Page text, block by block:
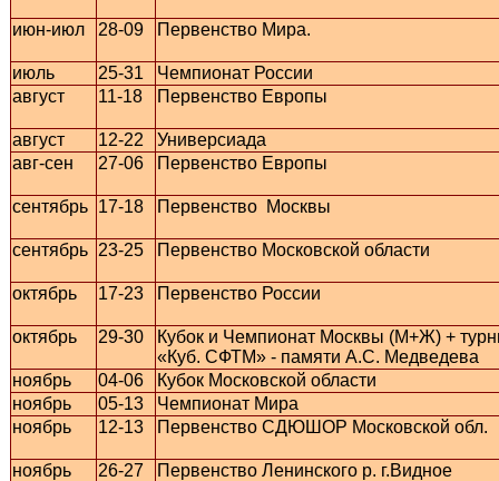
июн-июл 28-09 Первенство Мира.
июль 25-31
Чемпионат России
август
11-18 Первенство Европы
август 12-22
Универсиада
авг-сен
27-06 Первенство Европы
сентябрь 17-18 Первенство Москвы
сентябрь 23-25 Первенство Московской области
октябрь 17-23 Первенство России
октябрь 29-30
Кубок и Чемпионат Москвы (М+Ж) +
«Куб. СФТМ» - памяти А.С. Медведева
ноябрь
04-06
Кубок Московской области
ноябрь
05-13
Чемпионат Мира
ноябрь
12-13 Первенство СДЮШОР Московской обл.
ноябрь 26-27
Первенство Ленинского р. г.Видное